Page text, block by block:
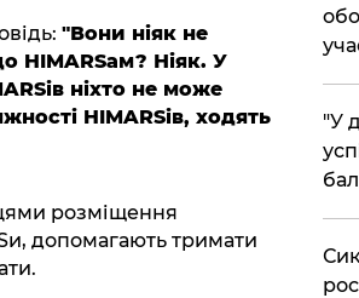
"Вони ніяк не
HIMARSам? Ніяк. У
ніхто не може
HIMARSів, ходять
розміщення
допомагають тримати
​"У